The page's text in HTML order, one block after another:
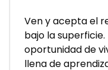
Ven y acepta el
bajo la
oportunidad de
llena de